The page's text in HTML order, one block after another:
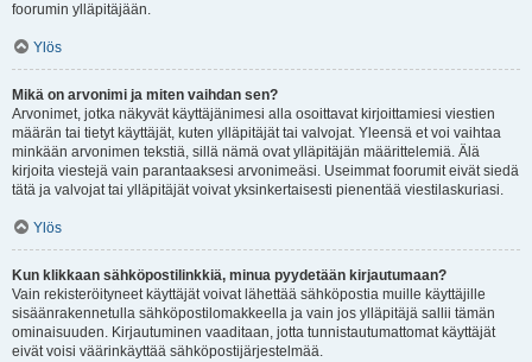
foorumin ylläpitäjään.
Ylös
Mikä on arvonimi ja miten vaihdan sen?
Arvonimet, jotka näkyvät käyttäjänimesi alla osoittavat kirjoittamiesi viestien
määrän tai tietyt käyttäjät, kuten ylläpitäjät tai valvojat. Yleensä et voi vaihtaa
minkään arvonimen tekstiä, sillä nämä ovat ylläpitäjän määrittelemiä. Älä
kirjoita viestejä vain parantaaksesi arvonimeäsi. Useimmat foorumit eivät siedä
tätä ja valvojat tai ylläpitäjät voivat yksinkertaisesti pienentää viestilaskuriasi.
Ylös
Kun klikkaan sähköpostilinkkiä, minua pyydetään kirjautumaan?
Vain rekisteröityneet käyttäjät voivat lähettää sähköpostia muille käyttäjille
sisäänrakennetulla sähköpostilomakkeella ja vain jos ylläpitäjä sallii tämän
ominaisuuden. Kirjautuminen vaaditaan, jotta tunnistautumattomat käyttäjät
eivät voisi väärinkäyttää sähköpostijärjestelmää.